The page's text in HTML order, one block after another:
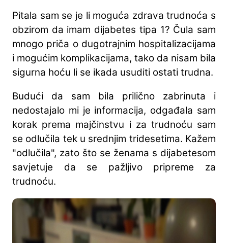
Pitala sam se je li moguća zdrava trudnoća s
obzirom da imam dijabetes tipa 1? Čula sam
mnogo priča o dugotrajnim hospitalizacijama
i mogućim komplikacijama, tako da nisam bila
sigurna hoću li se ikada usuditi ostati trudna.
Budući da sam bila prilično zabrinuta i
nedostajalo mi je informacija, odgađala sam
korak prema majčinstvu i za trudnoću sam
se odlučila tek u srednjim tridesetima. Kažem
"odlučila", zato što se ženama s dijabetesom
savjetuje da se pažljivo pripreme za
trudnoću.